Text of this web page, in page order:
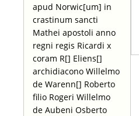
apud Norwic[um] in
crastinum sancti
Mathei apostoli anno
regni regis Ricardi x
coram R[] Eliens[]
archidiacono Willelmo
de Warenn[] Roberto
filio Rogeri Willelmo
de Aubeni Osberto